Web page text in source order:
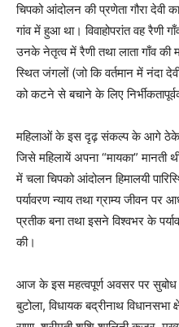
चिपको आंदोलन की प्रणेता गौरा
गांव में हुआ था। विवाहोपरांत वह रैणी
उनके नेतृत्व में रैणी तथा लाता गाँव
स्थित जंगलों (जो कि वर्तमान में नंदा
को कटने से बचाने के लिए
महिलाओं के इस दृढ़ संकल्प के आगे
जिसे महिलायें अपना “मायका” मानती
में चला चिपको आंदोलन हिमालयी
पर्यावरण न्याय तथा ग्राम्य जीवन
प्रतीक बना तथा इसने विश्वभर के
की।
आज के इस महत्वपूर्ण अवसर पर सुबोध
बुटोला, विधायक बद्रीनाथ विधानसभा